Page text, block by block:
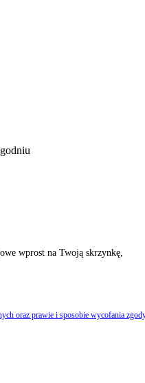
wprost na Twoją skrzynkę,
oraz prawie i sposobie wycofania zgody